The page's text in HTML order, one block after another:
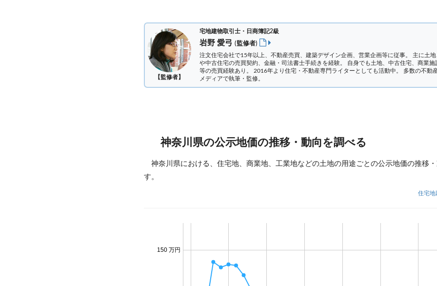
【監修者】
宅地建物取引士・日商簿記2級
岩野 愛弓(監修者)
注文住宅会社で15年以上、不動産売買、建築デザイン企画、営業企画等に従事。 主に土地
や中古住宅の売買契約、金融・司法書士手続きを経験。 自身でも土地、中古住宅、商業施
等の売買経験あり。 2016年より住宅・不動産専門ライターとしても活動中。 多数の不動
メディアで執筆・監修。
神奈川県の公示地価の推移・動向を調べる
神奈川県における、住宅地、商業地、工業地などの土地の用途ごとの公示地価の推移
す。
住宅地
150 万円